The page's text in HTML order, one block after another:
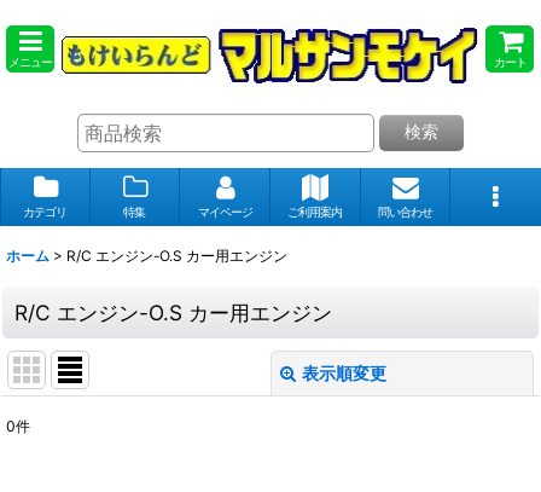
メニュー カート
検索
カテゴリ 特集 マイページ ご利用案内 問い合わせ
ホーム > R/C エンジン-O.S カー用エンジン
R/C エンジン-O.S カー用エンジン
表示順変更
0件